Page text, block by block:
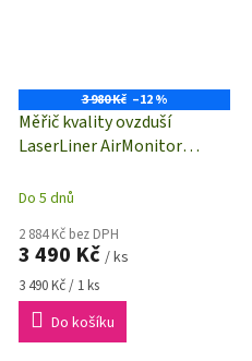
3 980 Kč –12 %
Měřič kvality ovzduší
LaserLiner AirMonitor
uhličitého 400-9999 ppm
Do 5 dnů
2 884 Kč bez DPH
3 490 Kč / ks
Měrná
cena:
3 490 Kč / 1 ks
Do košíku